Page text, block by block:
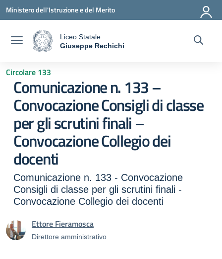
Vai ai contenuti
Vai al menu di navigazione
Vai al footer
Ministero dell'Istruzione e del Merito
Liceo Statale
Giuseppe Rechichi
Circolare 133
Comunicazione n. 133 –
Convocazione Consigli di classe
per gli scrutini finali –
Convocazione Collegio dei
docenti
Comunicazione n. 133 - Convocazione
Consigli di classe per gli scrutini finali -
Convocazione Collegio dei docenti
Ettore Fieramosca
Direttore amministrativo